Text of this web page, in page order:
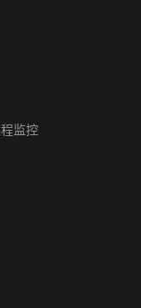
监控